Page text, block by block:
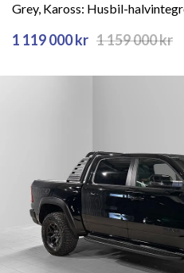
Grey, Kaross: Husbil-
1 119 000 kr 1 159 000kr